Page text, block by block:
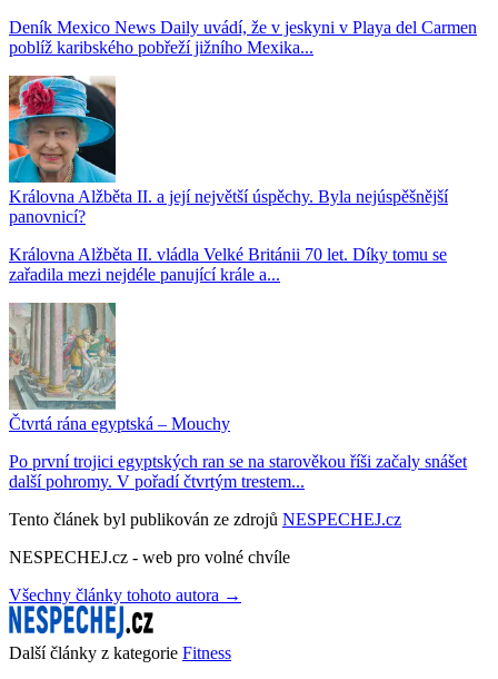
Deník Mexico News Daily uvádí, že v jeskyni v Playa del Carmen
poblíž karibského pobřeží jižního Mexika...
Královna Alžběta II. a její největší úspěchy. Byla nejúspěšnější
panovnicí?
Královna Alžběta II. vládla Velké Británii 70 let. Díky tomu se
zařadila mezi nejdéle panující krále a...
Čtvrtá rána egyptská – Mouchy
Po první trojici egyptských ran se na starověkou říši začaly snášet
další pohromy. V pořadí čtvrtým trestem...
Tento článek byl publikován ze zdrojů NESPECHEJ.cz
NESPECHEJ.cz - web pro volné chvíle
Všechny články tohoto autora →
Další články z kategorie Fitness